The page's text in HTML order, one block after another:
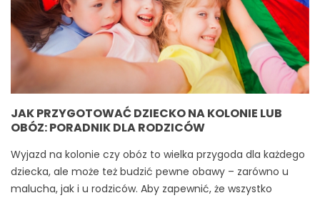
JAK PRZYGOTOWAĆ DZIECKO NA KOLONIE LUB
OBÓZ: PORADNIK DLA RODZICÓW
Wyjazd na kolonie czy obóz to wielka przygoda dla każdego
dziecka, ale może też budzić pewne obawy – zarówno u
malucha, jak i u rodziców. Aby zapewnić, że wszystko